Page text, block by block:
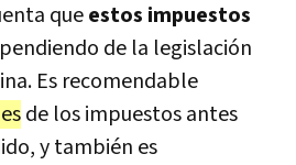
queestos impuestos
de la legislación
Es recomendable
de los impuestos antes
y también es